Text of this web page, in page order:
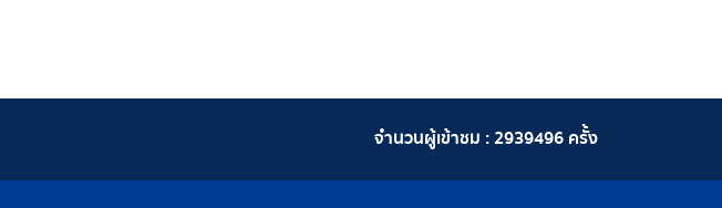
จำนวนผู้เข้าชม :2939496 ครั้ง